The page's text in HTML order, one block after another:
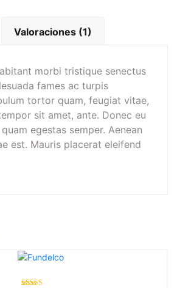
Valoraciones (1)
morbi tristique senectus
fames ac turpis
tortor quam, feugiat vitae,
sit amet, ante. Donec eu
egestas semper. Aenean
est. Mauris placerat eleifend